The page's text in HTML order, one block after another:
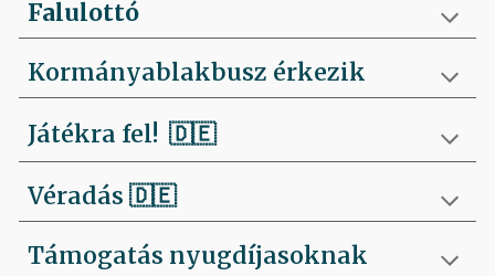
Falulottó
Kormányablakbusz érkezik
Játékra fel!🇩🇪
Véradás🇩🇪
Támogatás nyugdíjasoknak